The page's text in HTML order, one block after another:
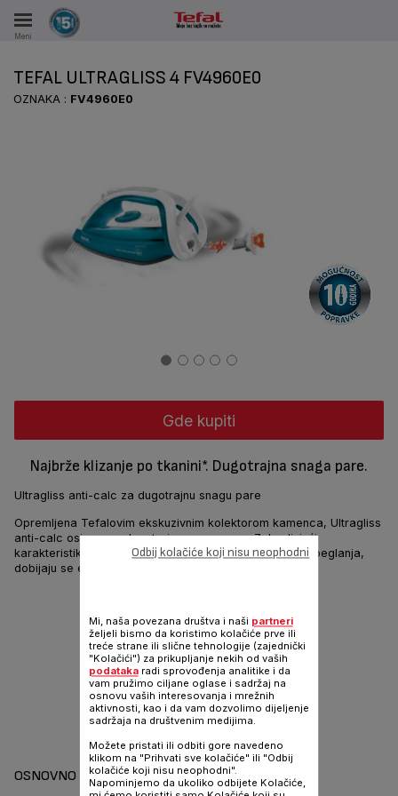
Meni
U PERIODU OD 15 GODINA
TEFAL ULTRAGLISS 4 FV4960E0
OZNAKA : FV4960E0
Gde kupiti
Najbrže klizanje po tkanini*. Dugotrajna snaga pare.
Ultragliss anti-calc za dugotrajnu snagu pare
Opremljena Tefalovim ekskuzivnim kolektorom kamenca, Ultragliss
anti-calc osigurava dugotrajnu snagu pare. Zahvaljujući
karakteristikama dizajniranim za olakšavanje procesa peglanja,
dobijaju se efikasni rezultati.
OSNOVNO
Mi, naša povezana društva i naši partneri
željeli bismo da koristimo kolačiće prve ili
treće strane ili slične tehnologije (zajednički
"Kolačići") za prikupljanje nekih od vaših
podatakaradi sprovođenja analitike i da
vam pružimo ciljane oglase i sadržaj na
osnovu vaših interesovanja i mrežnih
aktivnosti, kao i da vam dozvolimo dijeljenje
sadržaja na društvenim medijima.
Možete pristati ili odbiti gore navedeno
klikom na "Prihvati sve kolačiće" ili "Odbij
kolačiće koji nisu neophodni".
Napominjemo da ukoliko odbijete Kolačiće,
Odbij kolačiće koji nisu neophodni